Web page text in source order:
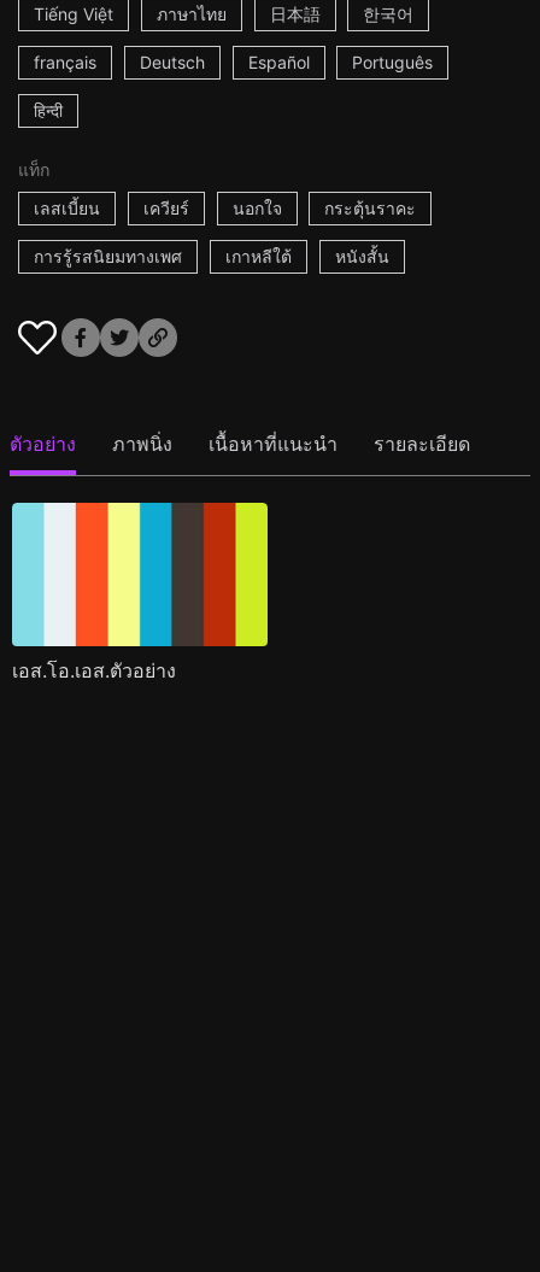
Tiếng Việt ภาษาไทย 日本語 한국어
français Deutsch Español Português
हिन्दी
แท็ก
เลสเบี้ยน
เควียร์ นอกใจ กระตุ้นราคะ
การรู้รสนิยมทางเพศ เกาหลีใต้ หนังสั้น
ตัวอย่าง ภาพนิ่ง เนื้อหาที่แนะนำ รายละเอียด
เอส.โอ.เอส.ตัวอย่าง